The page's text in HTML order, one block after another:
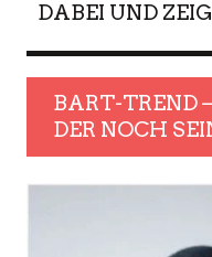
DABEI UND
BART-TREND
DER NOCH